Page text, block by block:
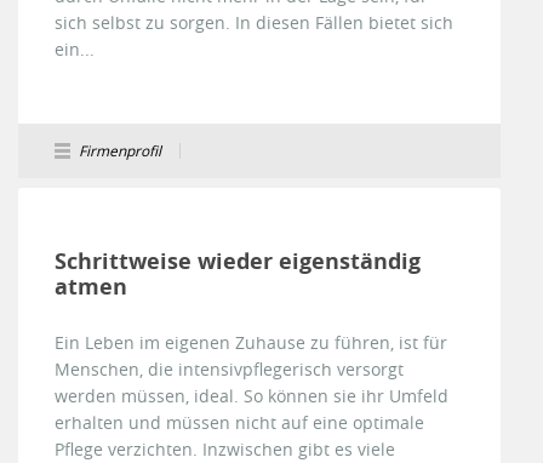
sich selbst zu sorgen. In diesen Fällen bietet sich
ein...
Firmenprofil
Schrittweise wieder eigenständig
atmen
Ein Leben im eigenen Zuhause zu führen, ist für
Menschen, die intensivpflegerisch versorgt
werden müssen, ideal. So können sie ihr Umfeld
erhalten und müssen nicht auf eine optimale
Pflege verzichten. Inzwischen gibt es viele